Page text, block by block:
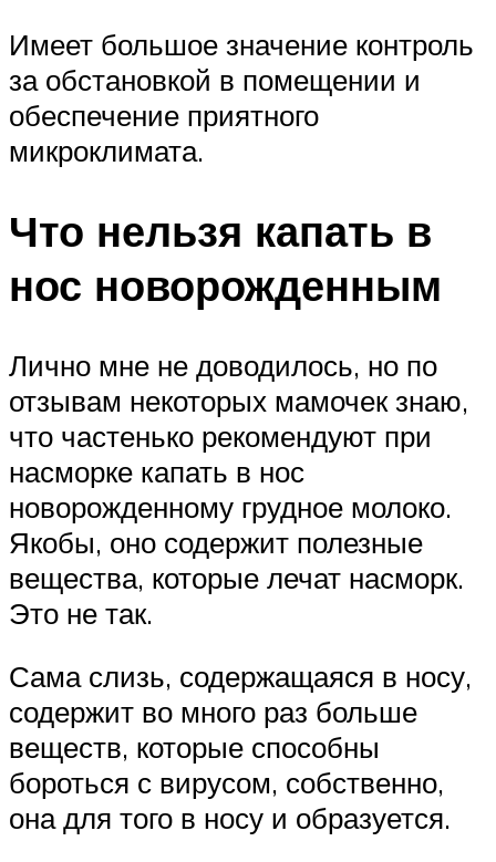
Имеет большое значение контроль
за обстановкой в помещении и
обеспечение приятного
микроклимата.
Что нельзя капать в
нос новорожденным
Лично мне не доводилось, но по
отзывам некоторых мамочек знаю,
что частенько рекомендуют при
насморке капать в нос
новорожденному грудное молоко.
Якобы, оно содержит полезные
вещества, которые лечат насморк.
Это не так.
Сама слизь, содержащаяся в носу,
содержит во много раз больше
веществ, которые способны
бороться с вирусом, собственно,
она для того в носу и образуется.